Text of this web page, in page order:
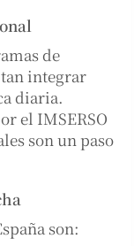
de
integrar
diaria.
el IMSERSO
son un paso
son: